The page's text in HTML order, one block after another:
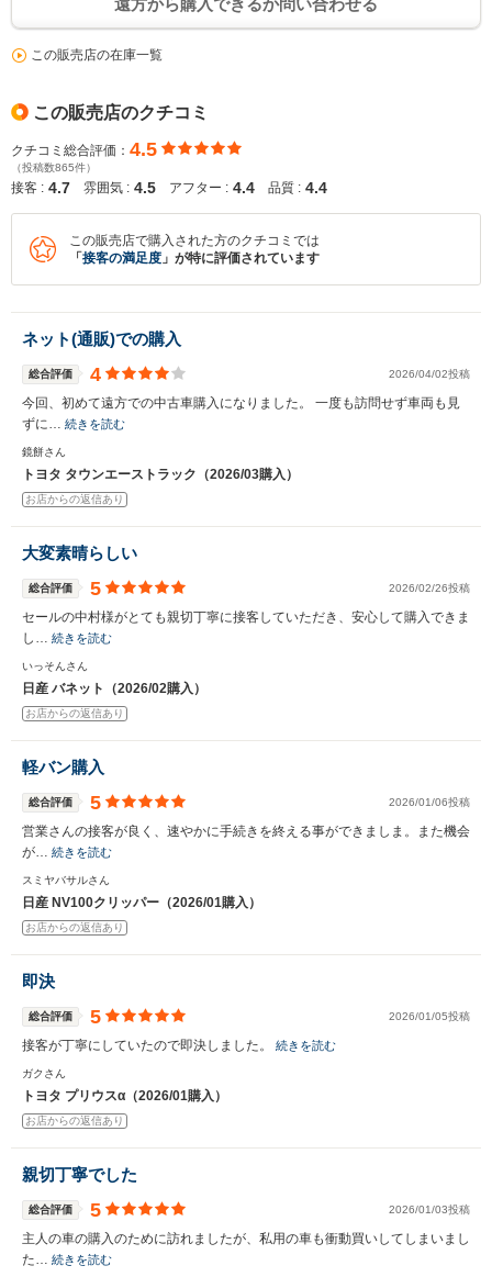
遠方から購入できるか問い合わせる
この販売店の在庫一覧
この販売店のクチコミ
クチコミ総合評価： 4.5
（投稿数865件）
接客 : 4.7 雰囲気 : 4.5 アフター : 4.4 品質 : 4.4
この販売店で購入された方のクチコミでは
「 接客の満足度 」が特に評価されています
ネット(通販)での購入
総合評価 4 2026/04/02投稿
今回、初めて遠方での中古車購入になりました。 一度も訪問せず車両も見
ずに… 続きを読む
鏡餅さん
トヨタ タウンエーストラック（2026/03購入）
お店からの返信あり
大変素晴らしい
総合評価 5 2026/02/26投稿
セールの中村様がとても親切丁寧に接客していただき、安心して購入できま
し… 続きを読む
いっそんさん
日産 バネット（2026/02購入）
お店からの返信あり
軽バン購入
総合評価 5 2026/01/06投稿
営業さんの接客が良く、速やかに手続きを終える事ができましま。また機会
が… 続きを読む
スミヤバサルさん
日産 NV100クリッパー（2026/01購入）
お店からの返信あり
即決
総合評価 5 2026/01/05投稿
接客が丁寧にしていたので即決しました。 続きを読む
ガクさん
トヨタ プリウスα（2026/01購入）
お店からの返信あり
親切丁寧でした
総合評価 5 2026/01/03投稿
主人の車の購入のために訪れましたが、私用の車も衝動買いしてしまいまし
た… 続きを読む